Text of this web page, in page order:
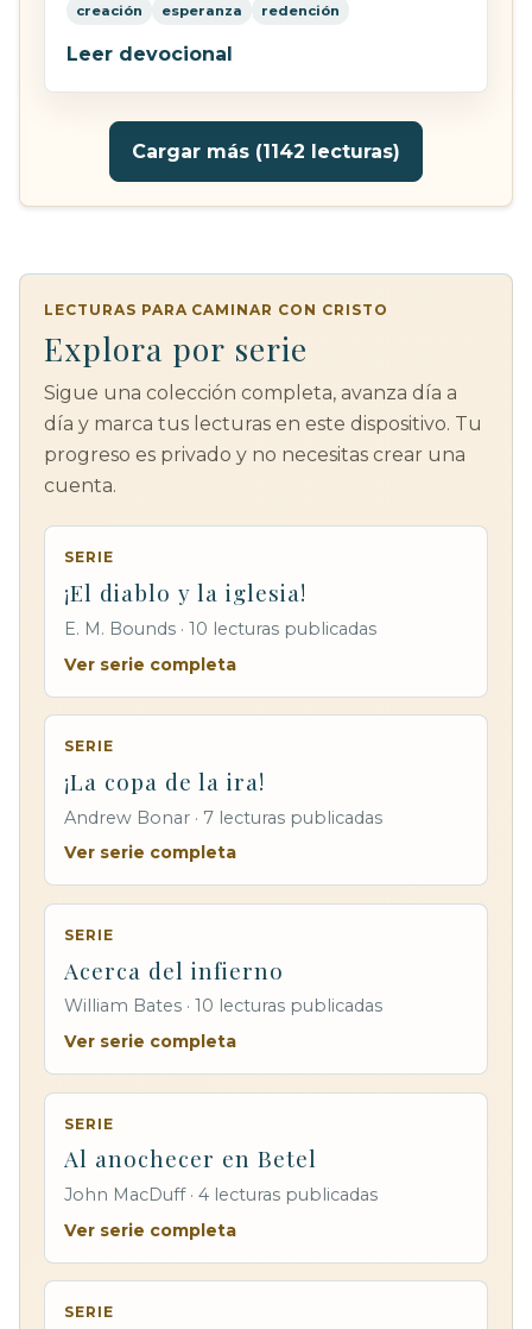
creación esperanza redención
Leer devocional
Cargar más (1142 lecturas)
LECTURAS PARA CAMINAR CON CRISTO
Explora por serie
Sigue una colección completa, avanza día a
día y marca tus lecturas en este dispositivo. Tu
progreso es privado y no necesitas crear una
cuenta.
SERIE
¡El diablo y la iglesia!
E. M. Bounds · 10 lecturas publicadas
Ver serie completa
SERIE
¡La copa de la ira!
Andrew Bonar · 7 lecturas publicadas
Ver serie completa
SERIE
Acerca del infierno
William Bates · 10 lecturas publicadas
Ver serie completa
SERIE
Al anochecer en Betel
John MacDuff · 4 lecturas publicadas
Ver serie completa
SERIE